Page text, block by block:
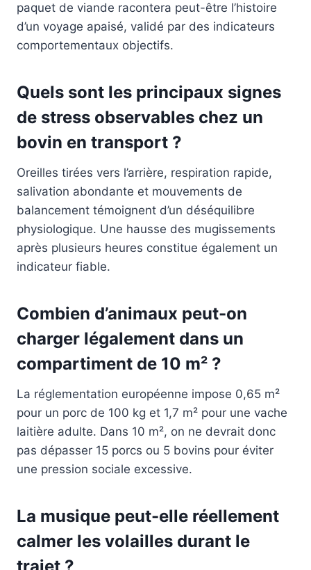
paquet de viande racontera peut-être l’histoire
d’un voyage apaisé, validé par des indicateurs
comportementaux objectifs.
Quels sont les principaux signes
de stress observables chez un
bovin en transport ?
Oreilles tirées vers l’arrière, respiration rapide,
salivation abondante et mouvements de
balancement témoignent d’un déséquilibre
physiologique. Une hausse des mugissements
après plusieurs heures constitue également un
indicateur fiable.
Combien d’animaux peut-on
charger légalement dans un
compartiment de 10 m² ?
La réglementation européenne impose 0,65 m²
pour un porc de 100 kg et 1,7 m² pour une vache
laitière adulte. Dans 10 m², on ne devrait donc
pas dépasser 15 porcs ou 5 bovins pour éviter
une pression sociale excessive.
La musique peut-elle réellement
calmer les volailles durant le
trajet ?